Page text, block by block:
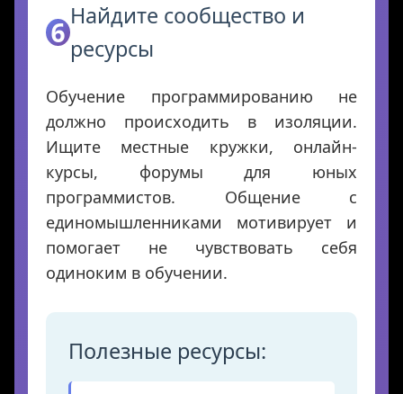
6 Найдите сообщество и
ресурсы
Обучение программированию не
должно происходить в изоляции.
Ищите местные кружки, онлайн-
курсы, форумы для юных
программистов. Общение с
единомышленниками мотивирует и
помогает не чувствовать себя
одиноким в обучении.
Полезные ресурсы: